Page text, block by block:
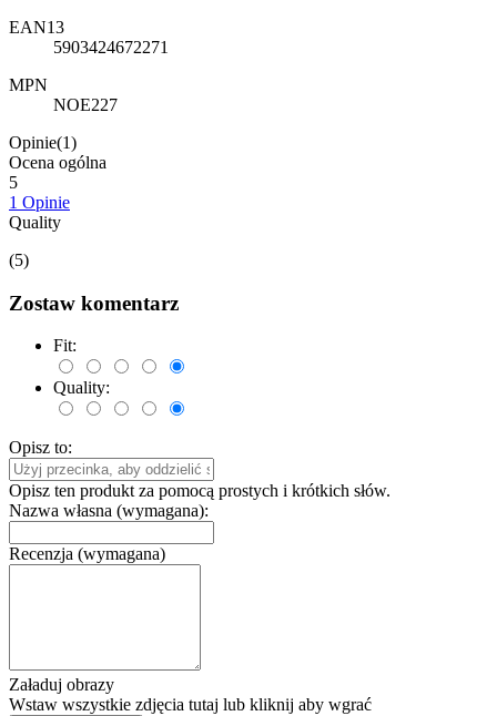
EAN13
5903424672271
MPN
NOE227
Opinie(1)
Ocena ogólna
5
1 Opinie
Quality
(5)
Zostaw komentarz
Fit:
Quality:
Opisz to:
Opisz ten produkt za pomocą prostych i krótkich słów.
Nazwa własna (wymagana):
Recenzja (wymagana)
Załaduj obrazy
Wstaw wszystkie zdjęcia tutaj lub kliknij aby wgrać